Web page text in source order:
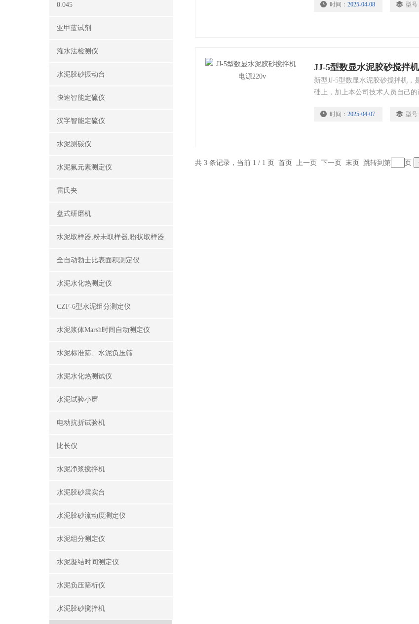
0.045
亚甲蓝试剂
灌水法检测仪
水泥胶砂振动台
快速智能定硫仪
汉字智能定硫仪
水泥测碳仪
水泥氟元素测定仪
雷氏夹
盘式研磨机
水泥取样器,粉未取样器,粉状取样器
全自动勃士比表面积测定仪
水泥水化热测定仪
CZF-6型水泥组分测定仪
水泥浆体Marsh时间自动测定仪
水泥标准筛、水泥负压筛
水泥水化热测试仪
水泥试验小磨
电动抗折试验机
比长仪
水泥净浆搅拌机
水泥胶砂震实台
水泥胶砂流动度测定仪
水泥组分测定仪
水泥凝结时间测定仪
水泥负压筛析仪
水泥胶砂搅拌机
准、欧洲标准、日本标准水泥试
时间： 2025-04-08 型号
JJ-5型数显水泥胶砂搅拌
新型JJ-5型数显水泥胶砂搅拌机
础上，加上本公司技术人员自己
度。 时间： 2025-04-07 型号
共 3 条记录，当前 1 / 1 页 首页 上一页 下一页 末页 跳转到第 页